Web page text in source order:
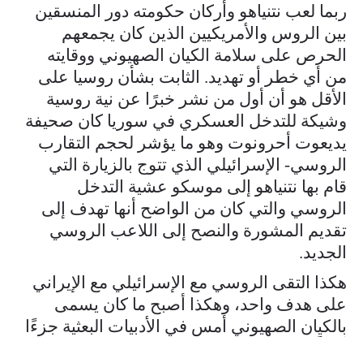
ربما لعب نتنياهو وأركان حكومته دور المنسقين
بين الروس والأمريكيين الذين كان يجمعهم
الحرص على سلامة الكيان الصهيوني ووقايته
من أي خطر أو تهديد. الثابت بشأن روسيا على
الأقل هو أن أول من نشر خبرًا عن نية روسية
وشيكة للتدخل العسكري في سوريا كان صحيفة
يديعوت أحرونوت وهو ما يؤشر لحجم التقارب
الروسي- الإسرائيلي الذي تتوج بالزيارة التي
قام بها نتنياهو إلى موسكو عشية التدخل
الروسي والتي كان من الواضح أنها تهدف إلى
تقديم المشورة والنصح إلى اللاعب الروسي
الجديد.
هكذا التقى الروسي مع الإسرائيلي مع الإيراني
على هدف واحد، وهكذا أصبح ما كان يسمى
بالكيان الصهيوني أمس في الأدبيات البعثية جزءًا